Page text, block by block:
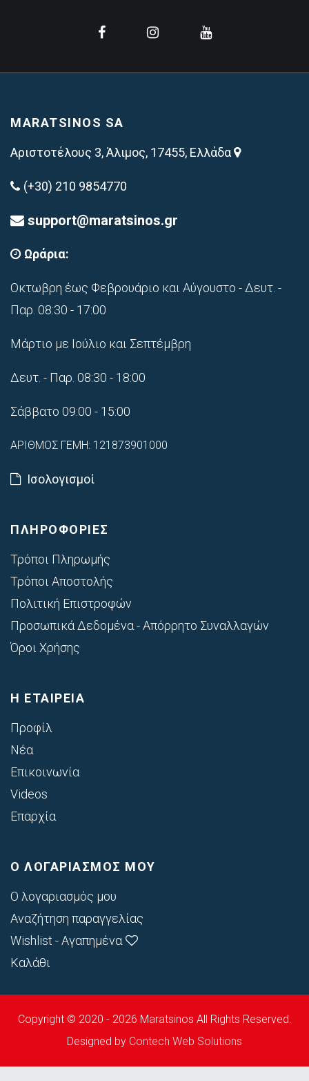
MARATSINOS SA
Αριστοτέλους 3, Άλιμος, 17455, Ελλάδα
(+30) 210 9854770
support@maratsinos.gr
Ωράρια:
Οκτωβρη έως Φεβρουάριο και Αύγουστο - Δευτ. -
Παρ. 08:30 - 17:00
Μάρτιο με Ιούλιο και Σεπτέμβρη
Δευτ. - Παρ. 08:30 - 18:00
Σάββατο 09:00 - 15:00
ΑΡΙΘΜΟΣ ΓΕΜΗ: 121873901000
Ισολογισμοί
ΠΛΗΡΟΦΟΡΙΕΣ
Τρόποι Πληρωμής
Τρόποι Αποστολής
Πολιτική Επιστροφών
Προσωπικά Δεδομένα - Απόρρητο Συναλλαγών
Όροι Χρήσης
Η ΕΤΑΙΡΕΙΑ
Προφίλ
Νέα
Επικοινωνία
Videos
Επαρχία
Ο ΛΟΓΑΡΙΑΣΜΟΣ ΜΟΥ
Ο λογαριασμός μου
Αναζήτηση παραγγελίας
Wishlist - Αγαπημένα
Καλάθι
Copyright © 2020 - 2026 Maratsinos All Rights Reserved.
Designed by Contech Web Solutions